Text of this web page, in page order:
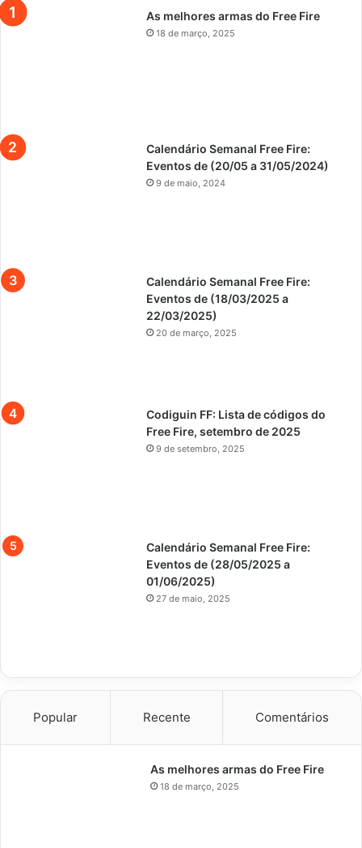
As melhores armas do Free Fire
18 de março, 2025
Calendário Semanal Free Fire:
Eventos de (20/05 a 31/05/2024)
9 de maio, 2024
Calendário Semanal Free Fire:
Eventos de (18/03/2025 a
22/03/2025)
20 de março, 2025
Codiguin FF: Lista de códigos do
Free Fire, setembro de 2025
9 de setembro, 2025
Calendário Semanal Free Fire:
Eventos de (28/05/2025 a
01/06/2025)
27 de maio, 2025
Popular Recente Comentários
As melhores armas do Free Fire
18 de março, 2025